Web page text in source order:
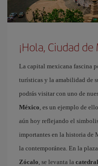
¡Hola, Ciudad
La capital mexicana fascina
turísticas y la amabilidad de
podrás visitar con uno de
México, es un ejemplo de
aún hoy reflejando el
importantes en la historia de
la contemporánea. En la
Zócalo, se levanta la